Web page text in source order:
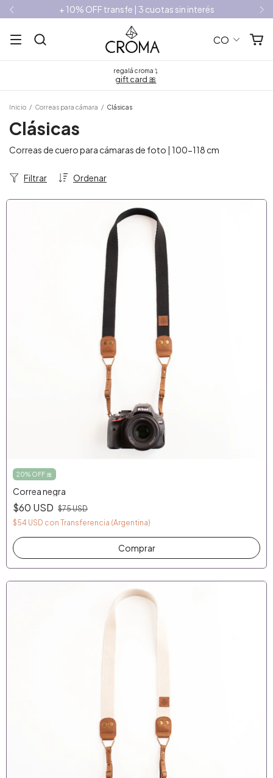
+ 10% OFF transfe | 3 cuotas sin interés
CO
regalá croma ⤵
gift card 🎀
Inicio / Correas para cámara / Clásicas
Clásicas
Correas de cuero para cámaras de foto | 100-118 cm
Ordenar
Filtrar
20% OFF 🎀
Correa negra
$60 USD $75 USD
$54 USD con Transferencia (Argentina)